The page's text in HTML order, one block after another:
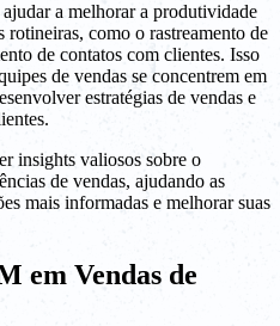
a melhorar a produtividade
rotineiras, como o rastreamento de
de contatos com clientes. Isso
de vendas se concentrem em
estratégias de vendas e
insights valiosos sobre o
de vendas, ajudando as
mais informadas e melhorar suas
em Vendas de